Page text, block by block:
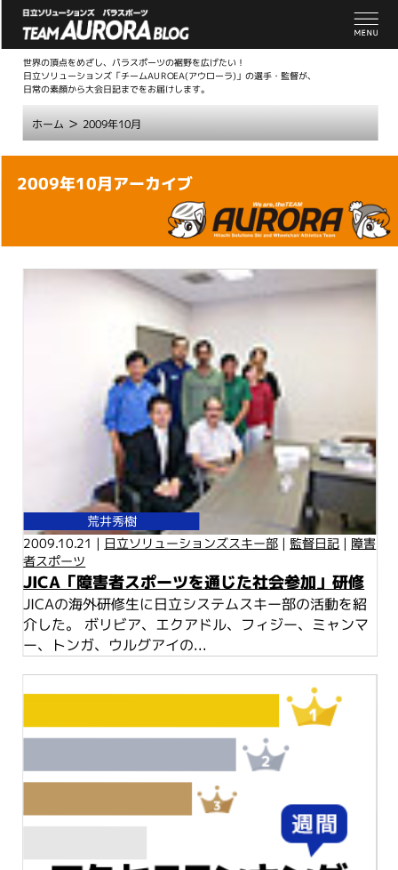
世界の頂点をめざし、パラスポーツの裾野を広げたい！
日立ソリューションズ「チームAUROEA(アウローラ)」の選手・監督が、
日常の素顔から大会日記までをお届けします。
ホーム> 2009年10月
本
2009年10月アーカイブ
荒井秀樹
2009.10.21 | 日立ソリューションズスキー部 | 監督日記 | 障害
者スポーツ
JICA「障害者スポーツを通じた社会参加」研修
JICAの海外研修生に日立システムスキー部の活動を紹
介した。 ボリビア、エクアドル、フィジー、ミャンマ
ー、トンガ、ウルグアイの...